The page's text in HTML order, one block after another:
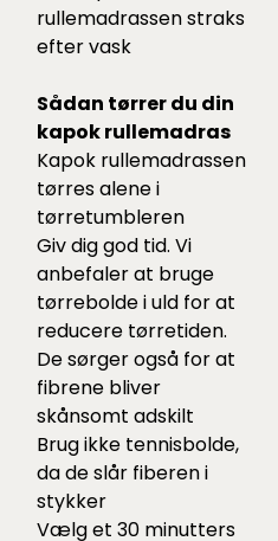
rullemadrassen straks
efter vask
Sådan tørrer du din
kapok rullemadras
Kapok rullemadrassen
tørres alene i
tørretumbleren
Giv dig god tid. Vi
anbefaler at bruge
tørreboldei uld for at
reducere tørretiden.
De sørger også for at
fibrene bliver
skånsomt adskilt
Brug ikke tennisbolde,
da de slår fiberen i
stykker
Vælg et 30 minutters